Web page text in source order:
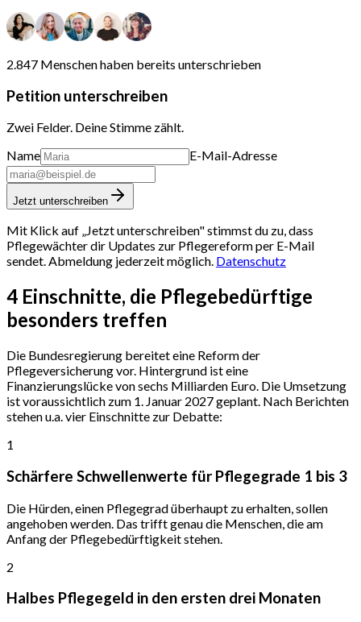
2.847 Menschenhaben bereits unterschrieben
Petition unterschreiben
Zwei Felder. Deine Stimme zählt.
Name
E-Mail-Adresse
Jetzt unterschreiben
Mit Klick auf „Jetzt unterschreiben" stimmst du zu, dass
Pflegewächter dir Updates zur Pflegereform per E-Mail
sendet.Abmeldung jederzeit möglich. Datenschutz
4 Einschnitte, die Pflegebedürftige
besonders treffen
Die Bundesregierung bereitet eine Reform der
Pflegeversicherung vor. Hintergrund ist eine
Finanzierungslücke von sechs Milliarden Euro. Die Umsetzung
ist voraussichtlich zum 1. Januar 2027 geplant. Nach Berichten
stehen u.a. vier Einschnitte zur Debatte:
1
Schärfere Schwellenwerte für Pflegegrade 1 bis 3
Die Hürden, einen Pflegegrad überhaupt zu erhalten, sollen
angehoben werden. Das trifft genau die Menschen, die am
Anfang der Pflegebedürftigkeit stehen.
2
Halbes Pflegegeld in den ersten drei Monaten